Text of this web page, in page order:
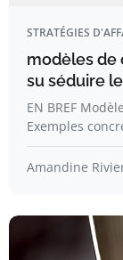
STRATÉGIES
modèles de
su séduire
EN BREF
Exemples
Amandine